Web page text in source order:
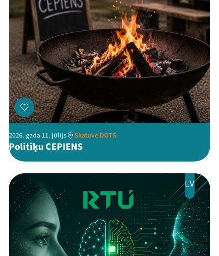
2026. gada 11. jūlijs Skatuve DOTS
Politiķu CEPIENS
LV